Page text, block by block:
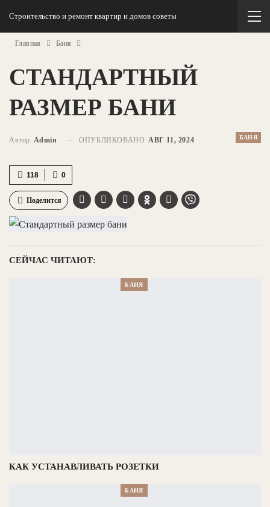
Строительство и ремонт квартир и домов советы
Главная Баня
СТАНДАРТНЫЙ
РАЗМЕР БАНИ
БАНЯ
Автор Admin ОПУБЛИКОВАНО АВГ 11, 2024
0
118
Поделится
СЕЙЧАС ЧИТАЮТ:
БАНЯ
КАК УСТАНАВЛИВАТЬ РОЗЕТКИ
БАНЯ